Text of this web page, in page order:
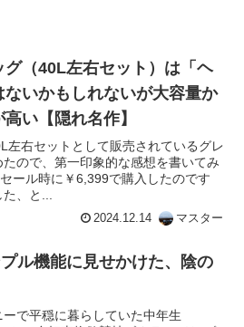
（40L左右セット）は「ヘ
いかもしれないが大容量か
い【隠れ名作】
左右セットとして販売されているグレ
ので、第一印象的な感想を書いてみ
ール時に￥6,399で購入したのです
、と...
2024.12.14 マスター
ル機能に見せかけた、陰の
で平穏に暮らしていた中年生